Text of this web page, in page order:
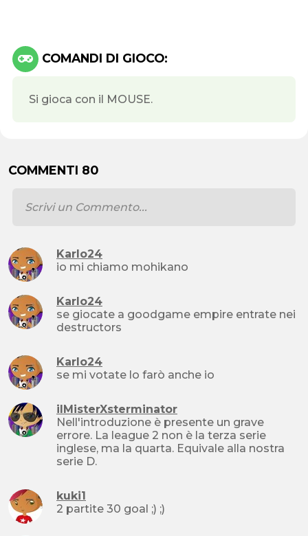
COMANDI DI GIOCO:
Si gioca con il MOUSE.
COMMENTI 80
Karlo24
io mi chiamo mohikano
Karlo24
se giocate a goodgame empire entrate nei
destructors
Karlo24
se mi votate lo farò anche io
ilMisterXsterminator
Nell'introduzione è presente un grave
errore. La league 2 non è la terza serie
inglese, ma la quarta. Equivale alla nostra
serie D.
kuki1
2 partite 30 goal ;) ;)